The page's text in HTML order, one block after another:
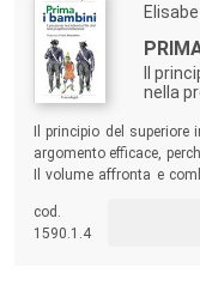
Il
nella
Il principio del superiore
argomento efficace,
Il volume affronta e
di un valore su tutti gli
dei bambini.
cod.
1590.1.4